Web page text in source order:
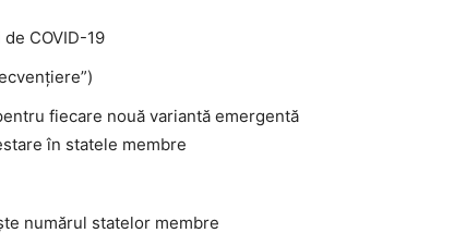
COVID-19
fiecare nouă variantă emergentă
în statele membre
numărul statelor membre